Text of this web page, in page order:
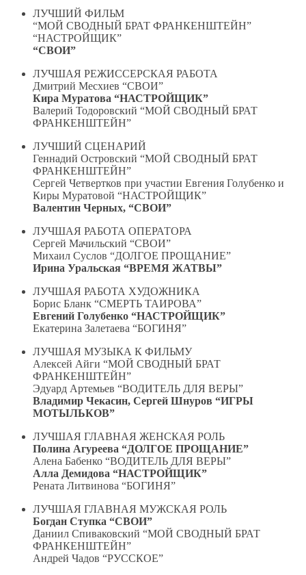
ЛУЧШИЙ ФИЛЬМ
“МОЙ СВОДНЫЙ БРАТ ФРАНКЕНШТЕЙН”
“НАСТРОЙЩИК”
“СВОИ”
ЛУЧШАЯ РЕЖИССЕРСКАЯ РАБОТА
Дмитрий Месхиев “СВОИ”
Кира Муратова “НАСТРОЙЩИК”
Валерий Тодоровский “МОЙ СВОДНЫЙ БРАТ
ФРАНКЕНШТЕЙН”
ЛУЧШИЙ СЦЕНАРИЙ
Геннадий Островский “МОЙ СВОДНЫЙ БРАТ
ФРАНКЕНШТЕЙН”
Сергей Четвертков при участии Евгения Голубенко и
Киры Муратовой “НАСТРОЙЩИК”
Валентин Черных, “СВОИ”
ЛУЧШАЯ РАБОТА ОПЕРАТОРА
Сергей Мачильский “СВОИ”
Михаил Суслов “ДОЛГОЕ ПРОЩАНИЕ”
Ирина Уральская “ВРЕМЯ ЖАТВЫ”
ЛУЧШАЯ РАБОТА ХУДОЖНИКА
Борис Бланк “СМЕРТЬ ТАИРОВА”
Евгений Голубенко “НАСТРОЙЩИК”
Екатерина Залетаева “БОГИНЯ”
ЛУЧШАЯ МУЗЫКА К ФИЛЬМУ
Алексей Айги “МОЙ СВОДНЫЙ БРАТ
ФРАНКЕНШТЕЙН”
Эдуард Артемьев “ВОДИТЕЛЬ ДЛЯ ВЕРЫ”
Владимир Чекасин, Сергей Шнуров “ИГРЫ
МОТЫЛЬКОВ”
ЛУЧШАЯ ГЛАВНАЯ ЖЕНСКАЯ РОЛЬ
Полина Агуреева “ДОЛГОЕ ПРОЩАНИЕ”
Алена Бабенко “ВОДИТЕЛЬ ДЛЯ ВЕРЫ”
Алла Демидова “НАСТРОЙЩИК”
Рената Литвинова “БОГИНЯ”
ЛУЧШАЯ ГЛАВНАЯ МУЖСКАЯ РОЛЬ
Богдан Ступка “СВОИ”
Даниил Спиваковский “МОЙ СВОДНЫЙ БРАТ
ФРАНКЕНШТЕЙН”
Андрей Чадов “РУССКОЕ”